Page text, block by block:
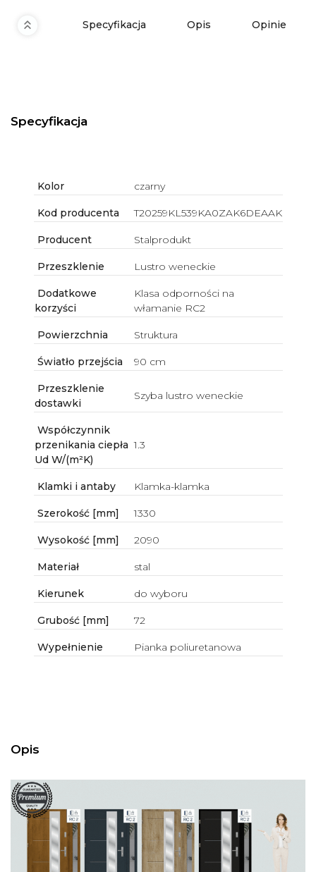
Specyfikacja Opis Opinie
Specyfikacja
Kolor czarny
Kod producenta T20259KL539KA0ZAK6DEAAK
Producent Stalprodukt
Przeszklenie Lustro weneckie
Dodatkowe
korzyści
Klasa odporności na
włamanie RC2
Powierzchnia Struktura
Światło przejścia 90 cm
Przeszklenie
dostawki
Szyba lustro weneckie
Współczynnik
przenikania ciepła
Ud W/(m²K)
1.3
Klamki i antaby Klamka-klamka
Szerokość [mm] 1330
Wysokość [mm] 2090
Materiał stal
Kierunek do wyboru
Grubość [mm] 72
Wypełnienie Pianka poliuretanowa
Opis